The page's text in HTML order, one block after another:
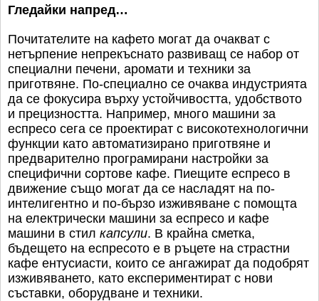
Гледайки напред…
Почитателите на кафето могат да очакват с
нетърпение непрекъснато развиващ се набор от
специални печени, аромати и техники за
приготвяне. По-специално се очаква индустрията
да се фокусира върху устойчивостта, удобството
и прецизността. Например, много машини за
еспресо сега се проектират с високотехнологични
функции като автоматизирано приготвяне и
предварително програмирани настройки за
специфични сортове кафе. Пиещите еспресо в
движение също могат да се насладят на по-
интелигентно и по-бързо изживяване с помощта
на електрически машини за еспресо и кафе
машини в стил капсули. В крайна сметка,
бъдещето на еспресото е в ръцете на страстни
кафе ентусиасти, които се ангажират да подобрят
изживяването, като експериментират с нови
съставки, оборудване и техники.